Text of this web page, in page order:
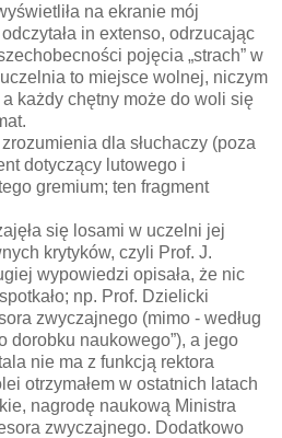
na ekranie mój
in extenso, odrzucając
pojęcia „strach” w
to miejsce wolnej, niczym
każdy chętny może do woli się
dla słuchaczy (poza
dotyczący lutowego i
gremium; ten fragment
się losami w uczelni jej
krytyków, czyli Prof. J.
wypowiedzi opisała, że nic
np. Prof. Dzielicki
zwyczajnego (mimo - według
dorobku naukowego”), a jego
nie ma z funkcją rektora
otrzymałem w ostatnich latach
nagrodę naukową Ministra
zwyczajnego. Dodatkowo